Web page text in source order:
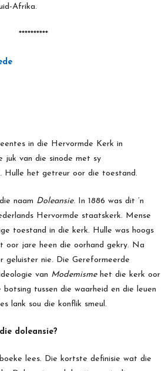
Afrika.
**********
in die Hervormde Kerk in
juk van die sinode met sy
Hulle het getreur oor die toestand.
naam Doleansie. In 1886 was dit ’n
Hervormde staatskerk. Mense
toestand in die kerk. Hulle was hoogs
oor jare heen die oorhand gekry. Na
geluister nie. Die Gereformeerde
van Modemismehet die kerk oor
botsing tussen die waarheid en die leuen
lank sou die konflik smeul.
doleansie?
lees. Die kortste definisie wat die